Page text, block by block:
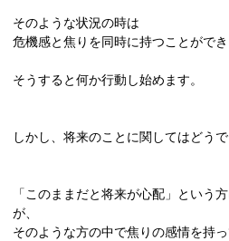
そのような状況の時は
危機感と焦りを同時に持つことができ
そうすると何か行動し始めます。
しかし、将来のことに関してはどう
「このままだと将来が心配」という
が、
そのような方の中で焦りの感情を持